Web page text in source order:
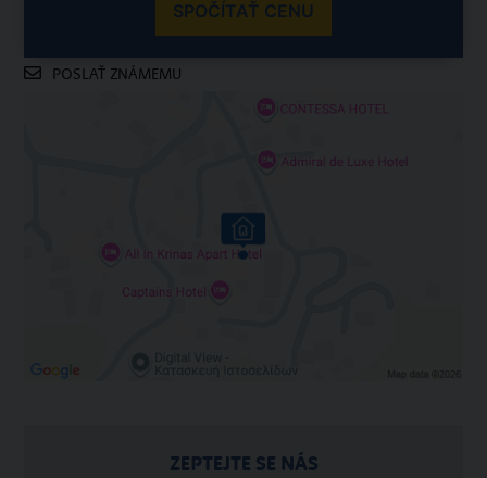
SPOČÍTAŤ CENU
POSLAŤ ZNÁMEMU
ZEPTEJTE SE NÁS